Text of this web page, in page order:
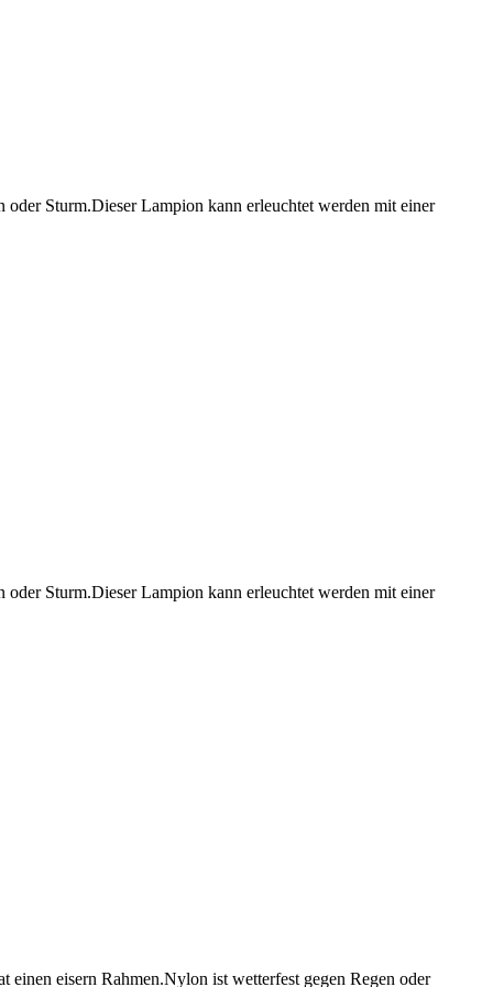
Sturm.Dieser Lampion kann erleuchtet werden mit einer
Sturm.Dieser Lampion kann erleuchtet werden mit einer
eisern Rahmen.Nylon ist wetterfest gegen Regen oder